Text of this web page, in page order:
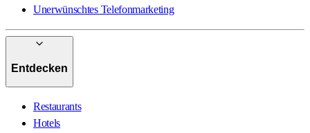
Unerwünschtes Telefonmarketing
Entdecken
Restaurants
Hotels